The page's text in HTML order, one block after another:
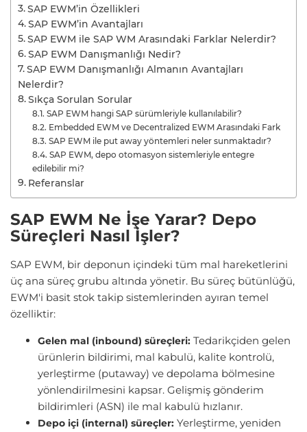
SAP EWM’in Özellikleri
SAP EWM’in Avantajları
SAP EWM ile SAP WM Arasındaki Farklar Nelerdir?
SAP EWM Danışmanlığı Nedir?
SAP EWM Danışmanlığı Almanın Avantajları
Nelerdir?
Sıkça Sorulan Sorular
SAP EWM hangi SAP sürümleriyle kullanılabilir?
Embedded EWM ve Decentralized EWM Arasındaki Fark
SAP EWM ile put away yöntemleri neler sunmaktadır?
SAP EWM, depo otomasyon sistemleriyle entegre
edilebilir mi?
Referanslar
SAP EWM Ne İşe Yarar? Depo
Süreçleri Nasıl İşler?
SAP EWM, bir deponun içindeki tüm mal hareketlerini
üç ana süreç grubu altında yönetir. Bu süreç bütünlüğü,
EWM'i basit stok takip sistemlerinden ayıran temel
özelliktir:
Gelen mal (inbound) süreçleri: Tedarikçiden gelen
ürünlerin bildirimi, mal kabulü, kalite kontrolü,
yerleştirme (putaway) ve depolama bölmesine
yönlendirilmesini kapsar. Gelişmiş gönderim
bildirimleri (ASN) ile mal kabulü hızlanır.
Depo içi (internal) süreçler: Yerleştirme, yeniden